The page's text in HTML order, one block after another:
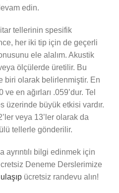
edin.
tellerinin spesifik
her iki tip için de geçerli
ele alalım. Akustik
ölçülerde üretilir. Bu
biri olarak belirlenmiştir. En
en ağırları .059’dur. Tel
üzerinde büyük etkisi vardır.
veya 13’ler olarak da
tellerle gönderilir.
ayrıntılı bilgi edinmek için
Deneme Derslerimize
ücretsiz randevu alın!